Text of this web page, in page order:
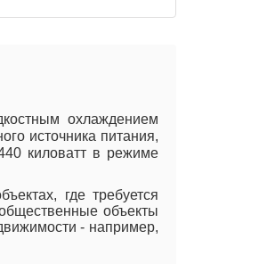
охлаждением
источника питания,
киловатт в режиме
где требуется
объекты
- например,